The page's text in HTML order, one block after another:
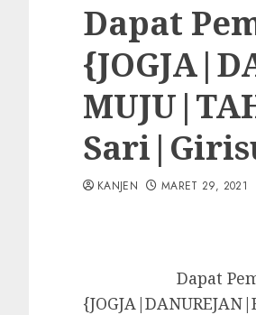
Dapat
KANJEN MARET 29, 2021
Dapat